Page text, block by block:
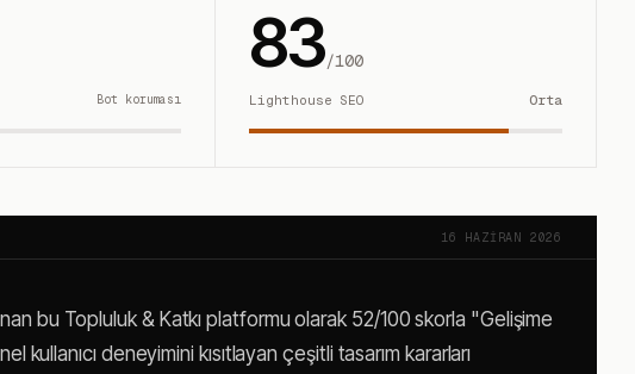
Bot koruması
83/100
Lighthouse SEO Orta
16 HAZIRAN 2026
bu Topluluk & Katkı platformu olarak 52/100 skorla "Gelişime
kullanıcı deneyimini kısıtlayan çeşitli tasarım kararları